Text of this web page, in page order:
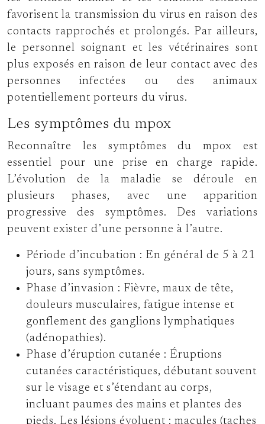
favorisent la transmission du virus en raison des
contacts rapprochés et prolongés. Par ailleurs,
le personnel soignant et les vétérinaires sont
plus exposés en raison de leur contact avec des
personnes infectées ou des animaux
potentiellement porteurs du virus.
Les symptômes du mpox
Reconnaître les symptômes du mpox est
essentiel pour une prise en charge rapide.
L’évolution de la maladie se déroule en
plusieurs phases, avec une apparition
progressive des symptômes. Des variations
peuvent exister d’une personne à l’autre.
Période d’incubation : En général de 5 à 21
jours, sans symptômes.
Phase d’invasion : Fièvre, maux de tête,
douleurs musculaires, fatigue intense et
gonflement des ganglions lymphatiques
(adénopathies).
Phase d’éruption cutanée : Éruptions
cutanées caractéristiques, débutant souvent
sur le visage et s’étendant au corps,
incluant paumes des mains et plantes des
pieds. Les lésions évoluent : macules (taches